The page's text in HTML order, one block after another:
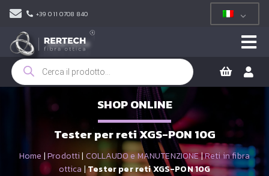
+39 011 0708 840
Ricerca
prodotti
SHOP ONLINE
Tester per reti XGS-PON 10G
Home |Prodotti| COLLAUDO e MANUTENZIONE|Reti in fibra
ottica |Tester per reti XGS-PON 10G